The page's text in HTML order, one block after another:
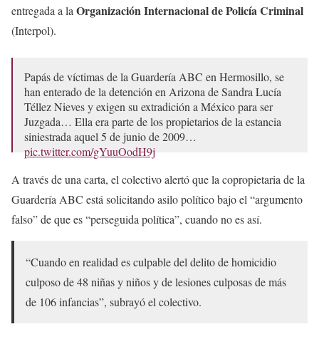
entregada a la Organización Internacional de Policía Criminal
(Interpol).
Papás de víctimas de la Guardería ABC en Hermosillo, se
han enterado de la detención en Arizona de Sandra Lucía
Téllez Nieves y exigen su extradición a México para ser
Juzgada… Ella era parte de los propietarios de la estancia
siniestrada aquel 5 de junio de 2009…
pic.twitter.com/gYuuOodH9j
— Ruiz Quirrín (@rquirrin)August 3, 2025
A través de una carta, el colectivo alertó que la copropietaria de la
Guardería ABC está solicitando asilo político bajo el “argumento
falso” de que es “perseguida política”, cuando no es así.
“Cuando en realidad es culpable del delito de homicidio
culposo de 48 niñas y niños y de lesiones culposas de más
de 106 infancias”, subrayó el colectivo.